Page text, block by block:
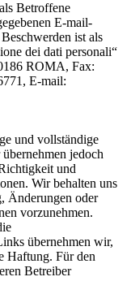
Betroffene
E-mail-
ist als
dei dati personali“
ROMA, Fax:
E-mail:
und vollständige
jedoch
und
Wir behalten uns
Änderungen oder
vorzunehmen.
übernehmen wir,
Haftung. Für den
Betreiber